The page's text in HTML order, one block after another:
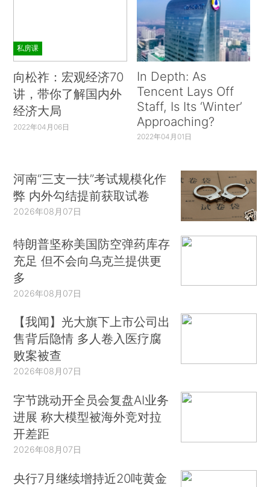
私房课
向松祚：宏观经济70
讲，带你了解国内外
经济大局
2022年04月06日
In Depth: As
Tencent Lays Off
Staff, Is Its ‘Winter’
Approaching?
2022年04月01日
河南“三支一扶”考试规模化作
弊 内外勾结提前获取试卷
2026年08月07日
特朗普坚称美国防空弹药库存
充足 但不会向乌克兰提供更
多
2026年08月07日
【我闻】光大旗下上市公司出
售背后隐情 多人卷入医疗腐
败案被查
2026年08月07日
字节跳动开全员会复盘AI业务
进展 称大模型被海外竞对拉
开差距
2026年08月07日
央行7月继续增持近20吨黄金